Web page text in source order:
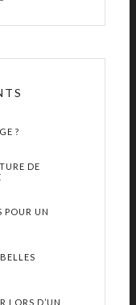
?
DE
POUR UN
LORS D’UN